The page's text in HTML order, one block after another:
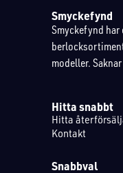
Smyckefynd
Smyckefynd har
modeller.
Hitta snabbt
Hitta
Kontakt
Snabbval